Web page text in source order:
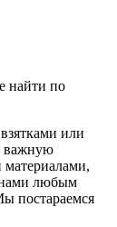
найти по
или
важную
любым
постараемся